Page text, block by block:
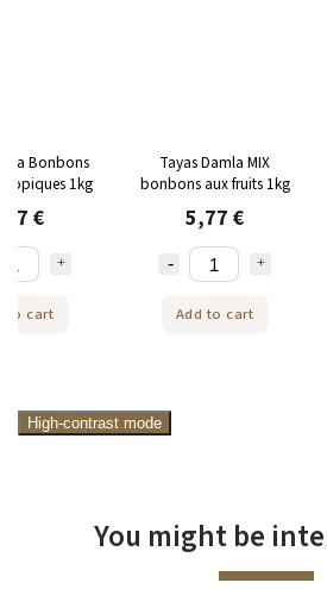
Bonbons
1kg
€
to cart
Tayas Damla MIX
bonbons aux fruits 1kg
5,77 €
Add to cart
High-contrast mode
You might be